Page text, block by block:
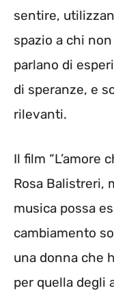
sentire,
spazio a chi
parlano di
di speranze, e
rilevanti.
Il film “L’amore
Rosa Balistreri,
musica possa
cambiamento
una donna che
per quella degli